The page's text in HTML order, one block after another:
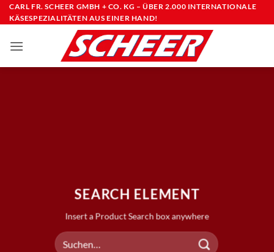
Zum
Inhalt
CARL FR. SCHEER GMBH + CO. KG – ÜBER 2.000 INTERNATIONALE
KÄSESPEZIALITÄTEN AUS EINER HAND!
SEARCH ELEMENT
Insert a Product Search box anywhere
Suchen